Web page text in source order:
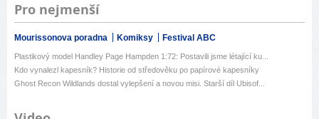
Pro nejmenší
Mourissonova poradna Komiksy Festival ABC
Plastikový model Handley Page Hampden 1:72: Postavili jsme létající ku...
Kdo vynalezl kapesník? Historie od středověku po papírové kapesníky
Ghost Recon Wildlands dostal vylepšení a novou misi. Starší díl Ubisof...